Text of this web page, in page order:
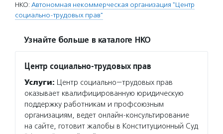
НКО: Автономная некоммерческая организация "Центр
социально-трудовых прав"
Узнайте больше в каталоге НКО
Центр социально-трудовых прав
Услуги: Центр социально−трудовых прав
оказывает квалифицированную юридическую
поддержку работникам и профсоюзным
организациям, ведет онлайн-консультирование
на сайте, готовит жалобы в Конституционный Суд